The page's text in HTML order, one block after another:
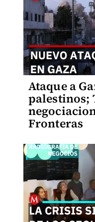
Ataque a
palestinos;
Fronteras